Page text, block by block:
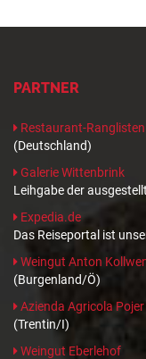
PARTNER
Restaurant-Ranglisten
(Deutschland)
Galerie Wittenbrink
Leihgabe der
Expedia.de
Das Reiseportal ist
Weingut Anton
(Burgenland/Ö)
Azienda Agricola
(Trentin/I)
Weingut Eberlehof